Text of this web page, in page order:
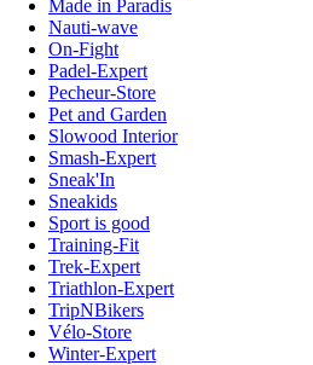
Made in Paradis
Nauti-wave
On-Fight
Padel-Expert
Pecheur-Store
Pet and Garden
Slowood Interior
Smash-Expert
Sneak'In
Sneakids
Sport is good
Training-Fit
Trek-Expert
Triathlon-Expert
TripNBikers
Vélo-Store
Winter-Expert